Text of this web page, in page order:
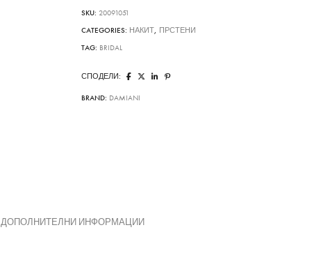
SKU: 20091051
CATEGORIES: НАКИТ, ПРСТЕНИ
TAG: BRIDAL
СПОДЕЛИ:
BRAND: DAMIANI
ДОПОЛНИТЕЛНИ ИНФОРМАЦИИ